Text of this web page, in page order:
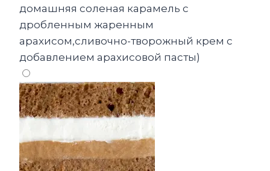
домашняя соленая карамель с
дробленным жаренным
арахисом,сливочно-творожный крем с
добавлением арахисовой пасты)